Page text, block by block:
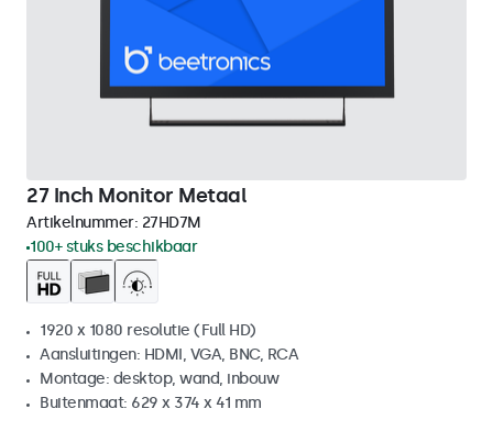
27 Inch Monitor Metaal
Artikelnummer: 27HD7M
100+ stuks beschikbaar
1920 x 1080 resolutie (Full HD)
Aansluitingen: HDMI, VGA, BNC, RCA
Montage: desktop, wand, inbouw
Buitenmaat: 629 x 374 x 41 mm